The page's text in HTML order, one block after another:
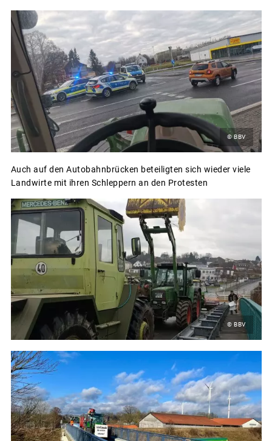
© BBV
Auch auf den Autobahnbrücken beteiligten sich wieder viele
Landwirte mit ihren Schleppern an den Protesten
© BBV